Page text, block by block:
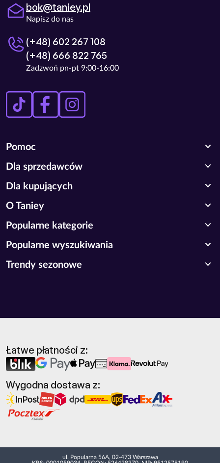
bok@taniey.pl
Napisz do nas
(+48) 602 267 108
(+48) 666 822 765
Zadzwoń pn-pt 9:00-16:00
Pomoc expand_more
Dla sprzedawców expand_more
Dla kupujących expand_more
O Taniey expand_more
Popularne kategorie expand_more
Popularne wyszukiwania expand_more
Trendy sezonowe expand_more
Łatwe płatności z:
Wygodna dostawa z:
ul. Popularna 56A, 02-473 Warszawa